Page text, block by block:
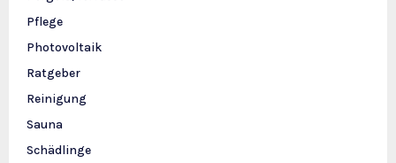
Pflege
Photovoltaik
Ratgeber
Reinigung
Sauna
Schädlinge